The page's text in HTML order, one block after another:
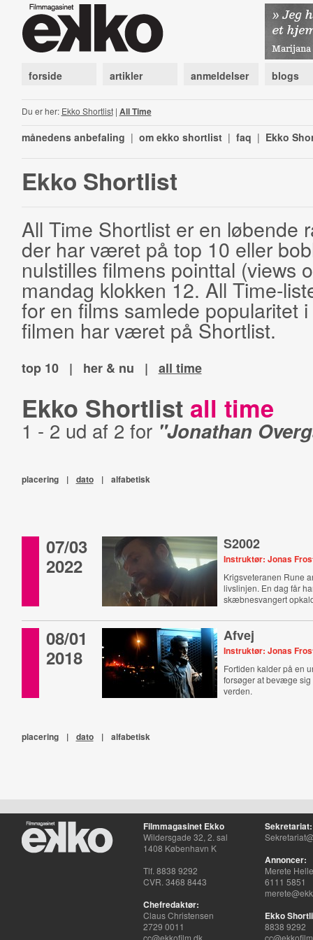
forside artikler anmeldelser blogs
Du er her: Ekko Shortlist| All Time
månedens anbefaling | om ekko shortlist | faq | Ekko
Ekko Shortlist
All Time Shortlist er en løbende
der har været på top 10 eller
nulstilles filmens pointtal (views
mandag klokken 12. All Time-
for en films samlede popularitet
filmen har været på Shortlist.
top 10 | her & nu | all time
Ekko Shortlist all time
1 - 2 ud af 2 for "Jonathan
placering | dato | alfabetisk
07/03
2022
S2002
Instruktør: Jonas
Krigsveteranen Rune
livslinjen. En dag får
skæbnesvangert
08/01
2018
Afvej
Instruktør: Jonas
Fortiden kalder på en
forsøger at bevæge
verden.
placering | dato | alfabetisk
Filmmagasinet Ekko
Wildersgade 32, 2. sal
1408 København K
Tlf. 8838 9292
CVR. 3468 8443
Chefredaktør:
Claus Christensen
2729 0011
cc@ekkofilm.dk
Sekretariat:
Annoncer:
Merete
6111 5851
Ekko
8838 9292